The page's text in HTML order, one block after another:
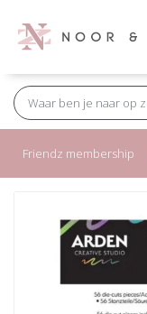
Friendz membership